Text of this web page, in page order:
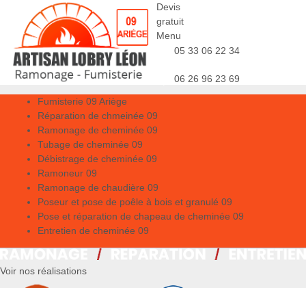
Devis
gratuit
Menu
05 33 06 22 34
06 26 96 23 69
Fumisterie 09 Ariège
Réparation de chmeinée 09
Ramonage de cheminée 09
Tubage de cheminée 09
Débistrage de cheminée 09
Ramoneur 09
Ramonage de chaudière 09
Poseur et pose de poêle à bois et granulé 09
Pose et réparation de chapeau de cheminée 09
Entretien de cheminée 09
Voir nos réalisations